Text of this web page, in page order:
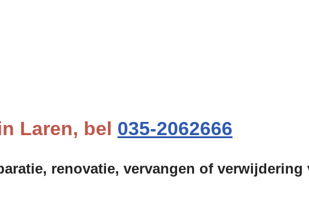
Laren, bel 035-2062666
renovatie, vervangen of